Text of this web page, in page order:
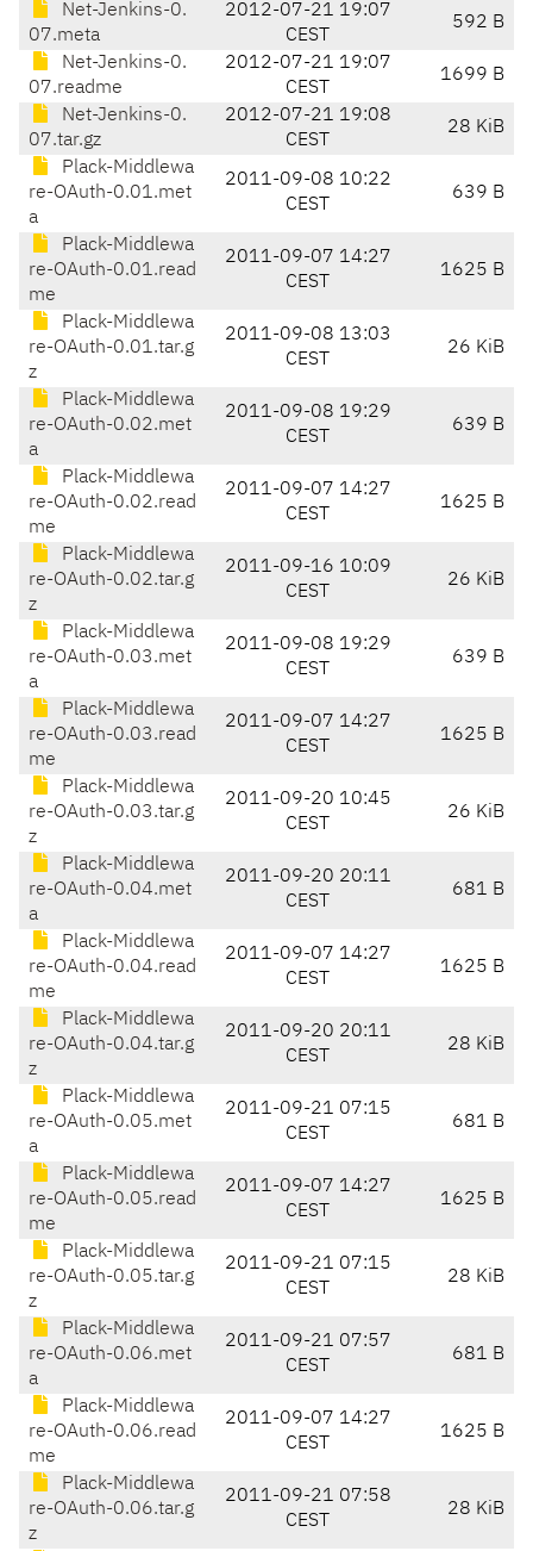
Net-Jenkins-0.
07.meta
2012-07-21 19:07
CEST
592 B
Net-Jenkins-0.
07.readme
2012-07-21 19:07
CEST
1699 B
Net-Jenkins-0.
07.tar.gz
2012-07-21 19:08
CEST
28 KiB
Plack-Middlewa
re-OAuth-0.01.met
a
2011-09-08 10:22
CEST
639 B
Plack-Middlewa
re-OAuth-0.01.read
me
2011-09-07 14:27
CEST
1625 B
Plack-Middlewa
re-OAuth-0.01.tar.g
z
2011-09-08 13:03
CEST
26 KiB
Plack-Middlewa
re-OAuth-0.02.met
a
2011-09-08 19:29
CEST
639 B
Plack-Middlewa
re-OAuth-0.02.read
me
2011-09-07 14:27
CEST
1625 B
Plack-Middlewa
re-OAuth-0.02.tar.g
z
2011-09-16 10:09
CEST
26 KiB
Plack-Middlewa
re-OAuth-0.03.met
a
2011-09-08 19:29
CEST
639 B
Plack-Middlewa
re-OAuth-0.03.read
me
2011-09-07 14:27
CEST
1625 B
Plack-Middlewa
re-OAuth-0.03.tar.g
z
2011-09-20 10:45
CEST
26 KiB
Plack-Middlewa
re-OAuth-0.04.met
a
2011-09-20 20:11
CEST
681 B
Plack-Middlewa
re-OAuth-0.04.read
me
2011-09-07 14:27
CEST
1625 B
Plack-Middlewa
re-OAuth-0.04.tar.g
z
2011-09-20 20:11
CEST
28 KiB
Plack-Middlewa
re-OAuth-0.05.met
a
2011-09-21 07:15
CEST
681 B
Plack-Middlewa
re-OAuth-0.05.read
me
2011-09-07 14:27
CEST
1625 B
Plack-Middlewa
re-OAuth-0.05.tar.g
z
2011-09-21 07:15
CEST
28 KiB
Plack-Middlewa
re-OAuth-0.06.met
a
2011-09-21 07:57
CEST
681 B
Plack-Middlewa
re-OAuth-0.06.read
me
2011-09-07 14:27
CEST
1625 B
Plack-Middlewa
re-OAuth-0.06.tar.g
z
2011-09-21 07:58
CEST
28 KiB